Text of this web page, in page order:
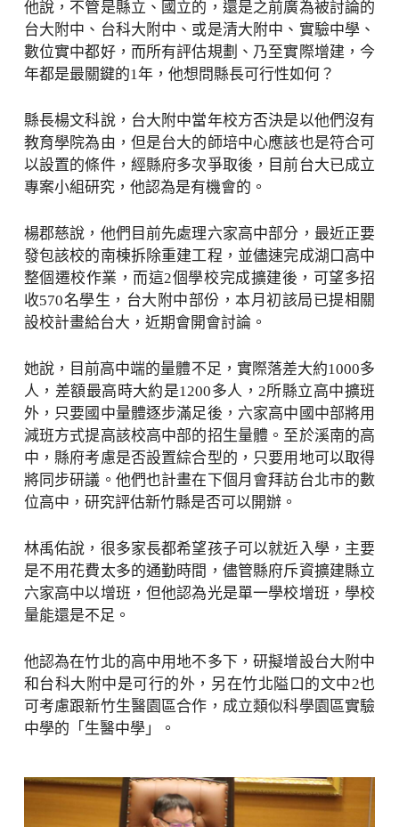
他說，不管是縣立、國立的，還是之前廣為被討論的
台大附中、台科大附中、或是清大附中、實驗中學、
數位實中都好，而所有評估規劃、乃至實際增建，今
年都是最關鍵的1年，他想問縣長可行性如何？
縣長楊文科說，台大附中當年校方否決是以他們沒有
教育學院為由，但是台大的師培中心應該也是符合可
以設置的條件，經縣府多次爭取後，目前台大已成立
專案小組研究，他認為是有機會的。
楊郡慈說，他們目前先處理六家高中部分，最近正要
發包該校的南棟拆除重建工程，並儘速完成湖口高中
整個遷校作業，而這2個學校完成擴建後，可望多招
收570名學生，台大附中部份，本月初該局已提相關
設校計畫給台大，近期會開會討論。
她說，目前高中端的量體不足，實際落差大約1000多
人，差額最高時大約是1200多人，2所縣立高中擴班
外，只要國中量體逐步滿足後，六家高中國中部將用
減班方式提高該校高中部的招生量體。至於溪南的高
中，縣府考慮是否設置綜合型的，只要用地可以取得
將同步研議。他們也計畫在下個月會拜訪台北市的數
位高中，研究評估新竹縣是否可以開辦。
林禹佑說，很多家長都希望孩子可以就近入學，主要
是不用花費太多的通勤時間，儘管縣府斥資擴建縣立
六家高中以增班，但他認為光是單一學校增班，學校
量能還是不足。
他認為在竹北的高中用地不多下，研擬增設台大附中
和台科大附中是可行的外，另在竹北隘口的文中2也
可考慮跟新竹生醫園區合作，成立類似科學園區實驗
中學的「生醫中學」。